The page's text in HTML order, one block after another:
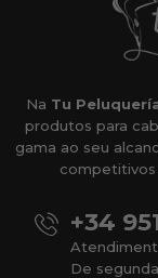
Na Tu
produtos para
gama ao seu
competitivos
+34
De